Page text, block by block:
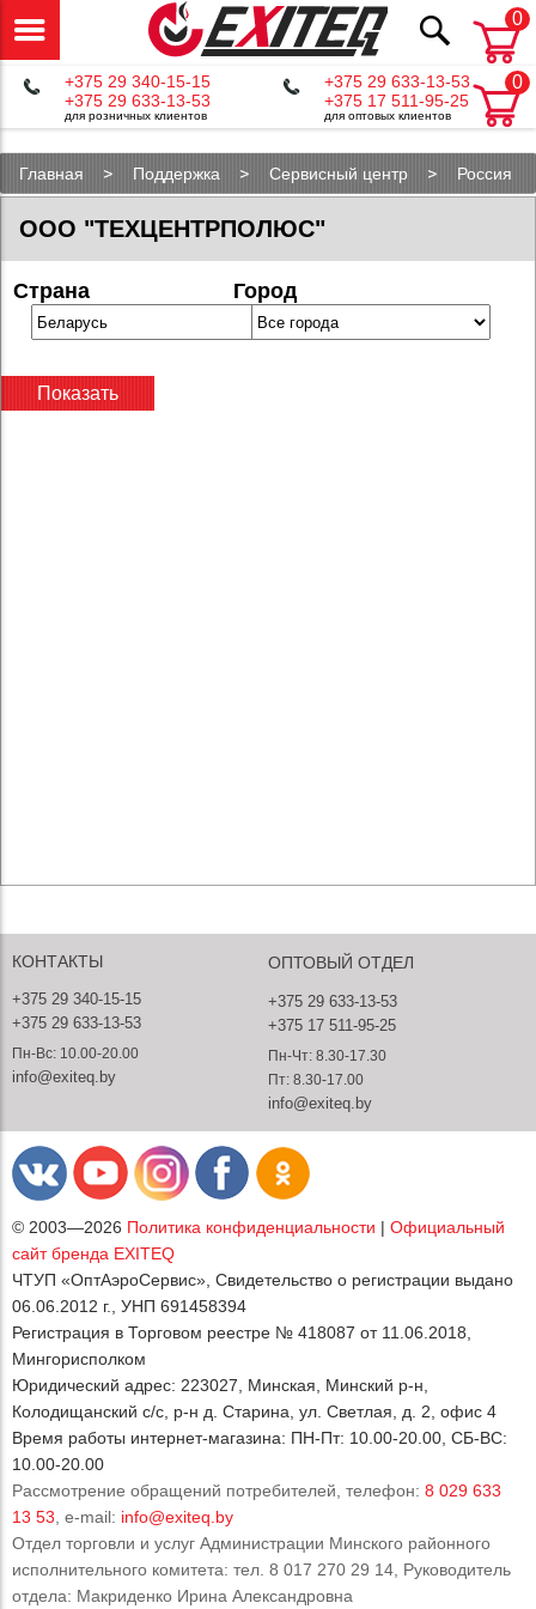
0
0
+375 29 340-15-15
+375 29 633-13-53
для розничных клиентов
+375 29 633-13-53
+375 17 511-95-25
для оптовых клиентов
Главная Поддержка Сервисный центр
Россия
ООО "ТЕХЦЕНТРПОЛЮС"
Страна Город
Показать
КОНТАКТЫ
+375 29 340-15-15
+375 29 633-13-53
Пн-Вс: 10.00-20.00
info@exiteq.by
ОПТОВЫЙ ОТДЕЛ
+375 29 633-13-53
+375 17 511-95-25
Пн-Чт: 8.30-17.30
Пт: 8.30-17.00
info@exiteq.by
© 2003—2026 Политика конфиденциальности | Официальный
сайт бренда EXITEQ
ЧТУП «ОптАэроСервис», Свидетельство о регистрации выдано
06.06.2012 г., УНП 691458394
Регистрация в Торговом реестре № 418087 от 11.06.2018,
Мингорисполком
Юридический адрес: 223027, Минская, Минский р-н,
Колодищанский с/с, р-н д. Старина, ул. Светлая, д. 2, офис 4
Время работы интернет-магазина: ПН-Пт: 10.00-20.00, СБ-ВС:
10.00-20.00
Рассмотрение обращений потребителей, телефон: 8 029 633
13 53 , e-mail: info@exiteq.by
Отдел торговли и услуг Администрации Минского районного
исполнительного комитета: тел. 8 017 270 29 14, Руководитель
отдела: Макриденко Ирина Александровна